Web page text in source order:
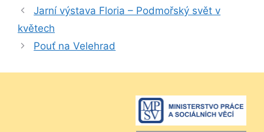
Jarní výstava Floria – Podmořský svět v
květech
Pouť na Velehrad